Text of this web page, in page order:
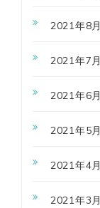
2021年8月
2021年7月
2021年6月
2021年5月
2021年4月
2021年3月